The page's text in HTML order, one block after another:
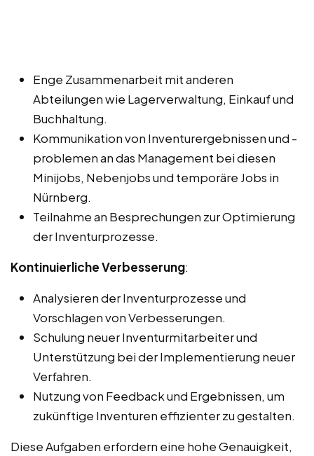
Enge Zusammenarbeit mit anderen
Abteilungen wie Lagerverwaltung, Einkauf und
Buchhaltung.
Kommunikation von Inventurergebnissen und -
problemen an das Management bei diesen
Minijobs, Nebenjobs und temporäre Jobs in
Nürnberg.
Teilnahme an Besprechungen zur Optimierung
der Inventurprozesse.
Kontinuierliche Verbesserung:
Analysieren der Inventurprozesse und
Vorschlagen von Verbesserungen.
Schulung neuer Inventurmitarbeiter und
Unterstützung bei der Implementierung neuer
Verfahren.
Nutzung von Feedback und Ergebnissen, um
zukünftige Inventuren effizienter zu gestalten.
Diese Aufgaben erfordern eine hohe Genauigkeit,